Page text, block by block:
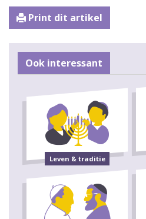
Print dit artikel
Ook interessant
Leven & traditie